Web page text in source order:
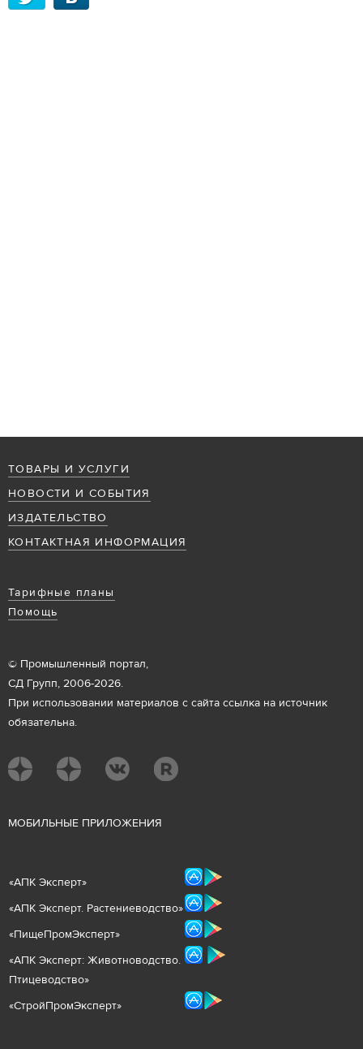
ТОВАРЫ И УСЛУГИ
НОВОСТИ И СОБЫТИЯ
ИЗДАТЕЛЬСТВО
КОНТАКТНАЯ ИНФОРМАЦИЯ
Тарифные планы
Помощь
© Промышленный портал,
СД Групп, 2006-2026.
При использовании материалов с сайта ссылка на источник
обязательна.
МОБИЛЬНЫЕ ПРИЛОЖЕНИЯ
«АПК Эксперт»
«АПК Эксперт. Растениеводство»
«ПищеПромЭксперт»
«АПК Эксперт: Животноводство.
Птицеводство»
«СтройПромЭксперт»